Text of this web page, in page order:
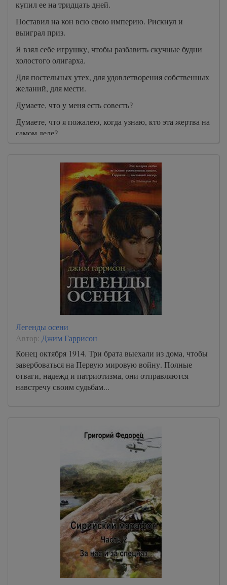
купил ее на тридцать дней.
Поставил на кон всю свою империю. Рискнул и
выиграл приз.
Я взял себе игрушку, чтобы разбавить скучные будни
холостого олигарха.
Для постельных утех, для удовлетворения собственных
желаний, для мести.
Думаете, что у меня есть совесть?
Думаете, что я пожалею, когда узнаю, кто эта жертва на
самом деле?
Легенды осени
Автор: Джим Гаррисон
Конец октября 1914. Три брата выехали из дома, чтобы
завербоваться на Первую мировую войну. Полные
отваги, надежд и патриотизма, они отправляются
навстречу своим судьбам...